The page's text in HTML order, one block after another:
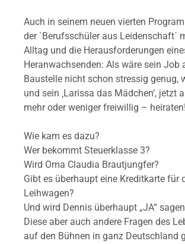
Auch in seinem neuen vierten
der `Berufsschüler aus Leidenschaft´
Alltag und die Herausforderungen
Heranwachsenden: Als wäre sein Job
Baustelle nicht schon stressig genug,
und sein ‚Larissa das Mädchen‘, jetzt
mehr oder weniger freiwillig – heiraten!
Wie kam es dazu?
Wer bekommt Steuerklasse 3?
Wird Oma Claudia Brautjungfer?
Gibt es überhaupt eine Kreditkarte für
Leihwagen?
Und wird Dennis überhaupt „JA“
Diese aber auch andere Fragen des
auf den Bühnen in ganz Deutschland